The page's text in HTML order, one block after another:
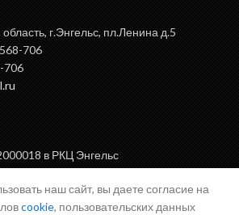
г.Энгельс, пл.Ленина д.5
706
706
в РКЦ Энгельс
наш сайт, вы даете согласие на
cookie, пользовательских данных